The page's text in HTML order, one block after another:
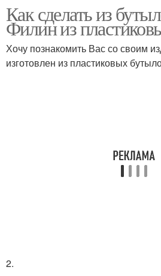
Сова из бумаги
Как сделать из
Филин из
Хочу познакомить Вас со своим
изготовлен из пластиковых
2.